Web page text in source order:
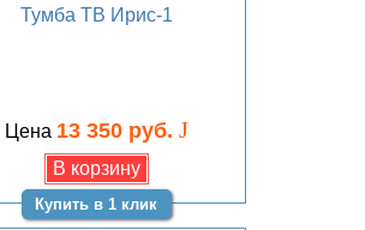
Тумба ТВ Ирис-1
Цена 13 350 руб. J
Купить в 1 клик